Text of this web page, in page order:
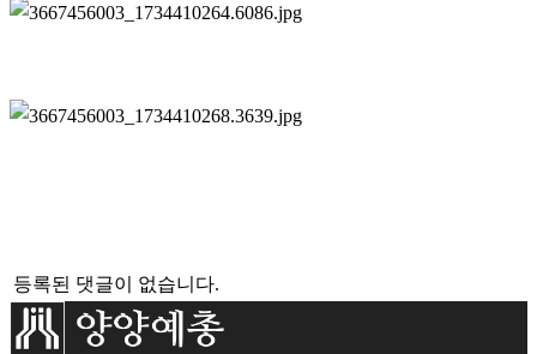
등록된 댓글이 없습니다.